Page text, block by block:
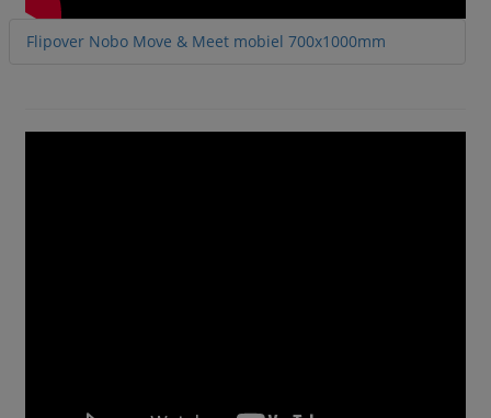
Flipover Nobo Move & Meet mobiel 700x1000mm